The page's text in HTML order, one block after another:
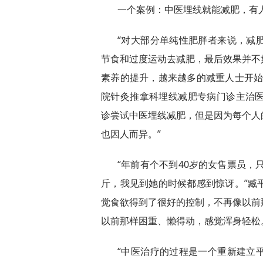
一个案例：中医埋线就能减肥，有
“对大部分单纯性肥胖者来说，减
节食和过度运动去减肥，最后效果并
素养的提升，越来越多的减重人士开
院针灸推拿科埋线减肥专病门诊主治
诊尝试中医埋线减肥，但是因为每个
也因人而异。”
“年前有个不到40岁的女售票员，
斤，我见到她的时候都感到惊讶。”
觉食欲得到了很好的控制，不再像以
以前那样困重、懒得动，感觉浑身轻松
“中医治疗的过程是一个重新建立